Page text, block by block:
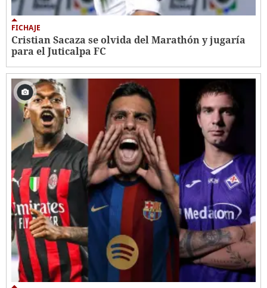
FICHAJE
Cristian Sacaza se olvida del Marathón y jugaría
para el Juticalpa FC